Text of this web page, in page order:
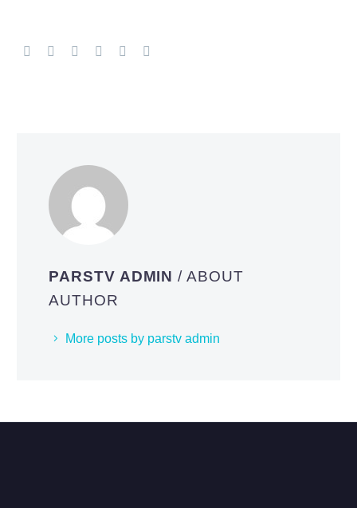
PARSTV ADMIN/ ABOUT
AUTHOR
More posts by parstv admin